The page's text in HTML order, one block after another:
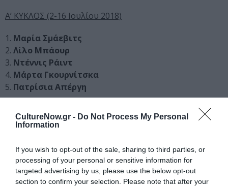
CultureNow.gr - Do Not Process My Personal
Information
If you wish to opt-out of the sale, sharing to third parties, or
processing of your personal or sensitive information for
targeted advertising by us, please use the below opt-out
section to confirm your selection. Please note that after your
Α’ ΚΥΚΛΟΣ (2-16 Ιουλίου 2018)
1. Μαρία Σμάεβιτς
2. Λίλο Μπάουρ
3. Ντέννις Ράιντ
4. Μάρτα Γκουρνίτσκα
5. Πατρίσια Απέργη
Φραντσέσκο Ορίγκο – Ενρίκο Μποναβέρα
Γεωργία Μαυραγάνη
Griffón Dance Company